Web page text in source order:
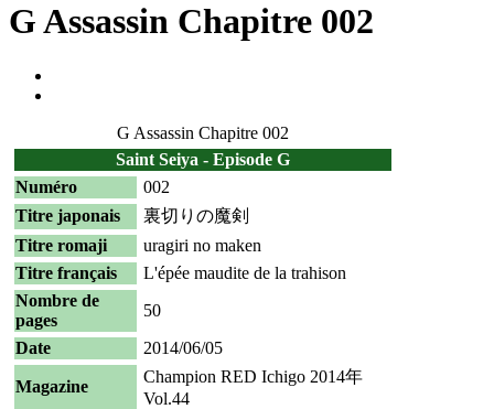
G Assassin Chapitre 002
G Assassin Chapitre 002
Saint Seiya - Episode G
Numéro
002
Titre japonais
裏切りの魔剣
Titre romaji
uragiri no maken
Titre français
L'épée maudite de la trahison
Nombre de
pages
50
Date
2014/06/05
Magazine
Champion RED Ichigo 2014年
Vol.44